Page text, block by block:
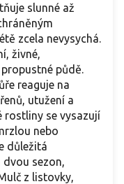
slunné až
zcela nevysychá.
živné,
půdě.
reaguje na
utužení a
rostliny se vysazují
nebo
důležitá
dvou sezon,
z listovky,